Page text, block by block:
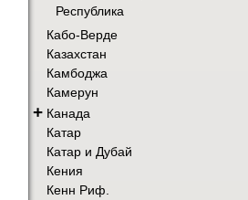
Республика
Кабо-Верде
Казахстан
Камбоджа
Камерун
+ Канада
Катар
Катар и Дубай
Кения
Кенн Риф.